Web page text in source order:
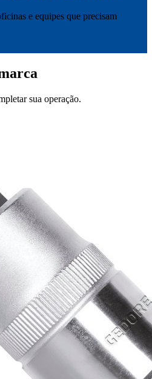
e equipes que precisam
sua operação.